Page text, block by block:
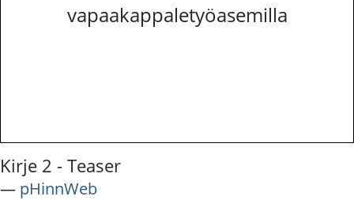
vapaakappaletyöasemilla
Kirje 2 - Teaser
― pHinnWeb